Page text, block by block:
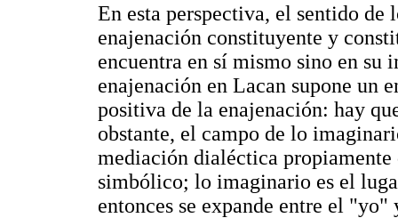
En esta perspectiva, el sentido
enajenación constituyente y
encuentra en sí mismo sino en su
enajenación en Lacan supone un
positiva de la enajenación: hay
obstante, el campo de lo
mediación dialéctica propiamente
simbólico; lo imaginario es el
entonces se expande entre el